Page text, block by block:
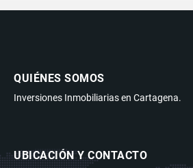
QUIÉNES SOMOS
Inversiones Inmobiliarias en Cartagena.
UBICACIÓN Y CONTACTO